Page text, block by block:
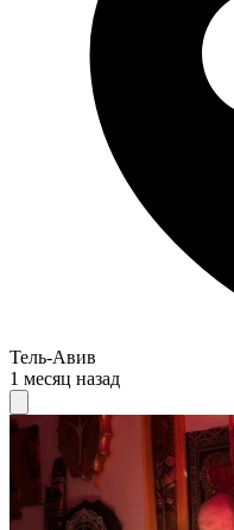
Тель-Авив
1 месяц назад